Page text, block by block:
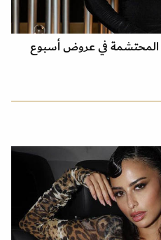
المحتشمة في عروض أسبوع